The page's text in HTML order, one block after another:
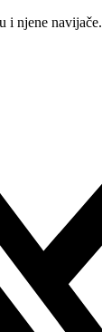
i njene navijače.